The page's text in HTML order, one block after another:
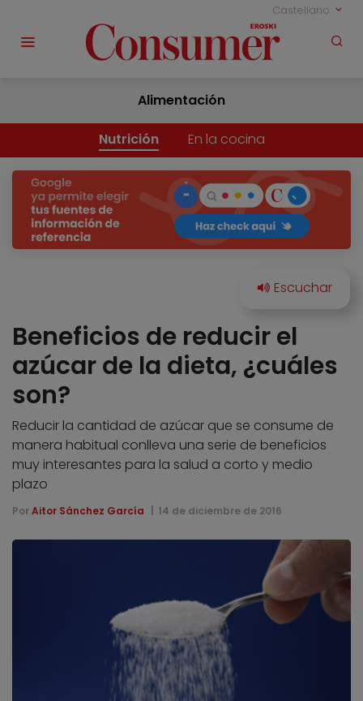
Castellano
Alimentación
Nutrición En la cocina
Beneficios de reducir el
azúcar de la dieta, ¿cuáles
son?
Reducir la cantidad de azúcar que se consume de
manera habitual conlleva una serie de beneficios
muy interesantes para la salud a corto y medio
plazo
Por Aitor Sánchez García 14 de diciembre de 2016